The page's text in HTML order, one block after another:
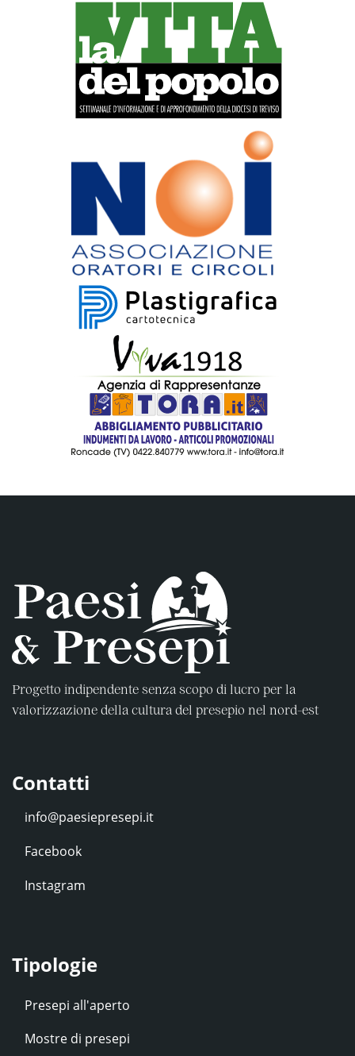
Progetto indipendente senza scopo di lucro per la
valorizzazione della cultura del presepio nel nord-est
Contatti
Facebook
Instagram
Tipologie
Presepi all'aperto
Mostre di presepi